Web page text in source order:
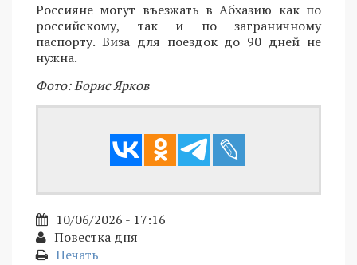
Россияне могут въезжать в Абхазию как по
российскому, так и по заграничному
паспорту. Виза для поездок до 90 дней не
нужна.
Фото: Борис Ярков
10/06/2026 - 17:16
Повестка дня
Печать